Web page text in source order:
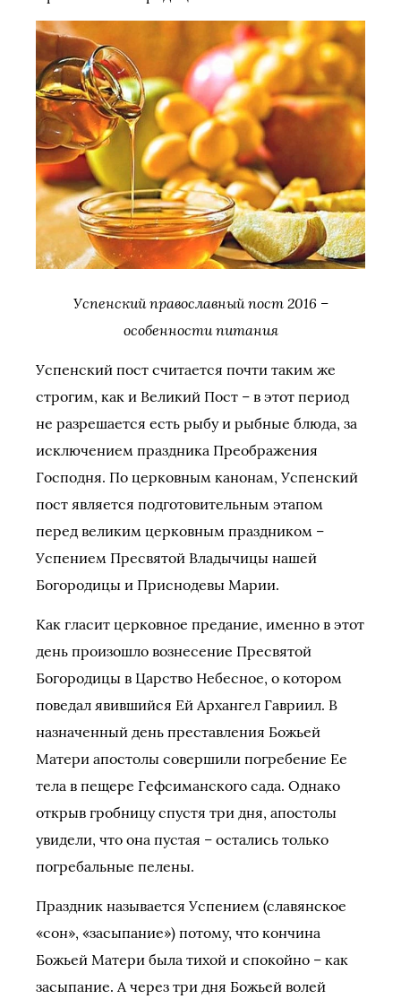
Успенский православный пост 2016 –
особенности питания
Успенский пост считается почти таким же
строгим, как и Великий Пост – в этот период
не разрешается есть рыбу и рыбные блюда, за
исключением праздника Преображения
Господня. По церковным канонам, Успенский
пост является подготовительным этапом
перед великим церковным праздником –
Успением Пресвятой Владычицы нашей
Богородицы и Приснодевы Марии.
Как гласит церковное предание, именно в этот
день произошло вознесение Пресвятой
Богородицы в Царство Небесное, о котором
поведал явившийся Ей Архангел Гавриил. В
назначенный день преставления Божьей
Матери апостолы совершили погребение Ее
тела в пещере Гефсиманского сада. Однако
открыв гробницу спустя три дня, апостолы
увидели, что она пустая – остались только
погребальные пелены.
Праздник называется Успением (славянское
«сон», «засыпание») потому, что кончина
Божьей Матери была тихой и спокойно – как
засыпание. А через три дня Божьей волей